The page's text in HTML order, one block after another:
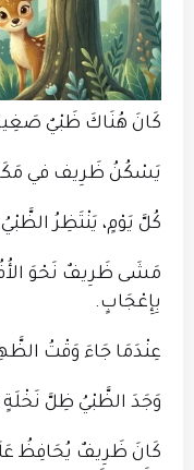
كَانَ هُنَاكَ ظَبْيٌ
يَسْكُنُ ظَرِيف في
كُلَّ يَوْمٍ، يَنْتَظِرُ
مَشَى ظَرِيفٌ نَحْوَ
بِإِعْجَابٍ.
عِنْدَمَا جَاءَ وَقْتُ
وَجَدَ الظَّبْيُ ظِلَّ
كَانَ ظَرِيفٌ يُحَافِظُ